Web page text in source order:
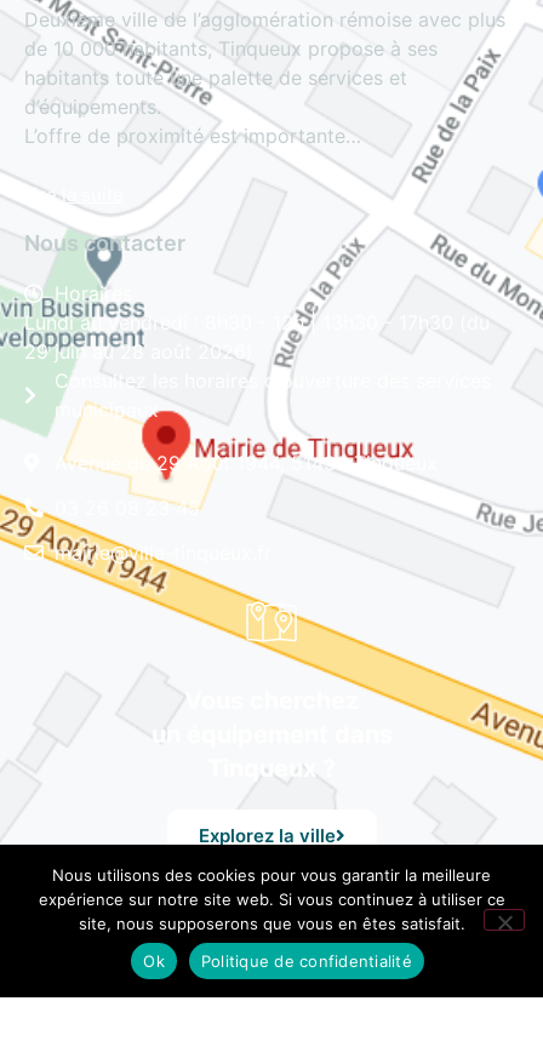
Deuxième ville de l’agglomération rémoise avec plus
de 10 000 habitants, Tinqueux propose à ses
habitants toute une palette de services et
d’équipements.
L’offre de proximité est importante…
Lire la suite
Nous contacter
Horaires
Lundi au vendredi : 8h30 - 12h | 13h30 - 17h30 (du
29 juin au 28 août 2026)
Consultez les horaires d'ouverture des services
municipaux
Avenue du 29 Août 1944, 51430 Tinqueux
03 26 08 23 45
mairie@ville-tinqueux.fr
Vous cherchez
un équipement dans
Tinqueux ?
Explorez la ville
© Mairie de Tinqueux – Avenue du 29 Août 1944, 51430
Tinqueux – Tél. 03 26 08 23 45 –Mentions Légales
by UXid
Nous utilisons des cookies pour vous garantir la meilleure
expérience sur notre site web. Si vous continuez à utiliser ce
site, nous supposerons que vous en êtes satisfait.
Ok
Politique de confidentialité